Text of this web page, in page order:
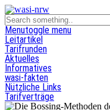
Menutoggle menu
Leitartikel
Tarifrunden
Aktuelles
Informatives
wasi-fakten
Nützliche Links
Tarifverträge